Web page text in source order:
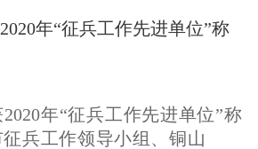
康学院冯雨露荣获江苏省省
与汽车工程学院刘欣彤、社
婕和医疗与健康学院周思佳
秀学生干部。本次受表彰的
优秀学生干部和省...
年“征兵工作先进单位”称
年“征兵工作先进单位”称
兵工作领导小组、铜山区征